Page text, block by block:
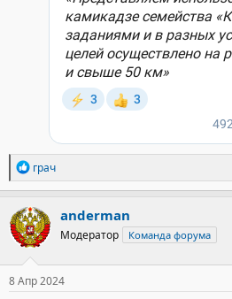
Р
е
а
к
ц
и
и
:
грач
anderman
Модератор Команда форума
8 Апр 2024